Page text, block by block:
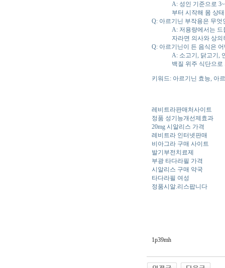
A: 성인 기준으로
부터 시작해 몸 상
Q: 아르기닌 부작용은 무엇
A: 저용량에서는 드
자라면 의사와 상
Q: 아르기닌이 든 음식은
A: 소고기, 닭고기,
백질 위주 식단으
키워드: 아르기닌 효능, 아
레비트라판매처사이트
정품 성기능개선제효과
20mg 시알리스 가격
레비트라 인터넷판매
비아그라 구매 사이트
발기부전치료제
부광 타다라필 가격
시알리스 구매 약국
타다라필 여성
정품시알.리스팝니다
1p39mh